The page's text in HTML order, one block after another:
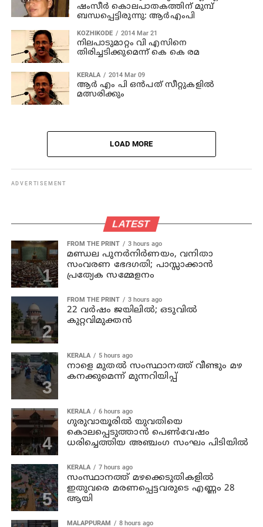
ഷംസീര്‍ കൊലപാതകത്തിന് മുമ്പ്
ബന്ധപ്പെട്ടിരുന്നു: ആര്‍എംപി
KOZHIKODE 2014 Mar 21
നിലപാടുമാറ്റം വി എസിനെ
തിരിച്ചടിക്കുമെന്ന് കെ കെ രമ
KERALA 2014 Mar 09
ആര്‍ എം പി ഒന്‍പത് സീറ്റുകളില്‍
മത്സരിക്കും
LOAD MORE
ADVERTISEMENT
LATEST
FROM THE PRINT 3 hours ago
മണ്ഡല പുനർനിർണയം, വനിതാ
സംവരണ ഭേദഗതി; പാസ്സാക്കാൻ
പ്രത്യേക സമ്മേളനം
FROM THE PRINT 3 hours ago
22 വർഷം ജയിലിൽ; ഒടുവിൽ
കുറ്റവിമുക്തൻ
KERALA 5 hours ago
നാളെ മുതല്‍ സംസ്ഥാനത്ത് വീണ്ടും മഴ
കനക്കുമെന്ന് മുന്നറിയിപ്പ്
KERALA 6 hours ago
ഗുരുവായൂരില്‍ യുവതിയെ
കൊലപ്പെടുത്താന്‍ പെണ്‍വേഷം
ധരിച്ചെത്തിയ അഞ്ചംഗ സംഘം പിടിയില്‍
KERALA 7 hours ago
സംസ്ഥാനത്ത് മഴക്കെടുതികളില്‍
ഇതുവരെ മരണപ്പെട്ടവരുടെ എണ്ണം 28
ആയി
MALAPPURAM 8 hours ago